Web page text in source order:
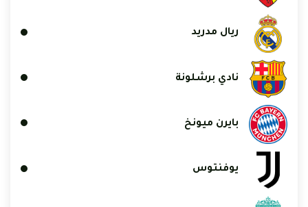
ريال مدريد
نادي برشلونة
بايرن ميونخ
يوفنتوس